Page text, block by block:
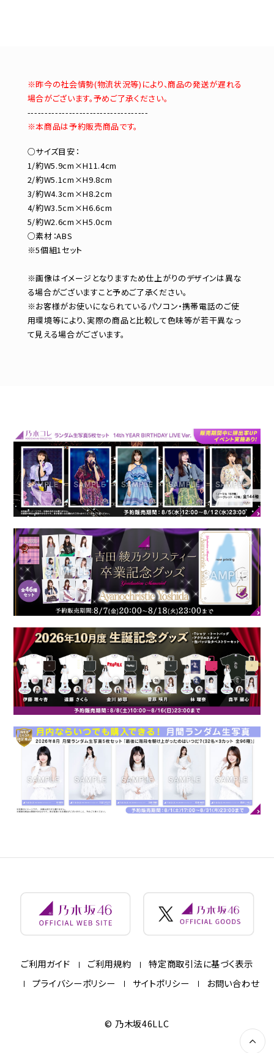
※昨今の社会情勢(物流状況等)により、商品の発送が遅れる
場合がございます。予めご了承ください。
-----------------------------------
※本商品は予約販売商品です。
○サイズ目安：
1/約W5.9cm×H11.4cm
2/約W5.1cm×H9.8cm
3/約W4.3cm×H8.2cm
4/約W3.5cm×H6.6cm
5/約W2.6cm×H5.0cm
○素材：ABS
※5個組1セット
※画像はイメージとなりますため仕上がりのデザインは異な
る場合がございますこと予めご了承ください。
※お客様がお使いになられているパソコン・携帯電話のご使
用環境等により、実際の商品と比較して色味等が若干異なっ
て見える場合がございます。
ご利用ガイド ご利用規約
特定商取引法に基づく表示
プライバシーポリシー
サイトポリシー お問い合わせ
© 乃木坂46LLC